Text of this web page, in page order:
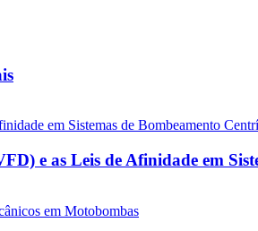
e as Leis de Afinidade em